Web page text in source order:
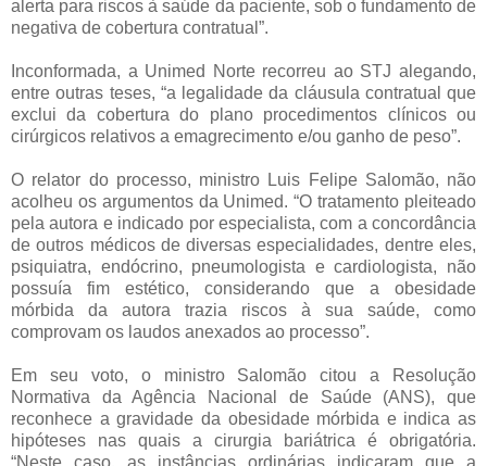
alerta para riscos à saúde da paciente, sob o fundamento de
negativa de cobertura contratual”.
Inconformada, a Unimed Norte recorreu ao STJ alegando,
entre outras teses, “a legalidade da cláusula contratual que
exclui da cobertura do plano procedimentos clínicos ou
cirúrgicos relativos a emagrecimento e/ou ganho de peso”.
O relator do processo, ministro Luis Felipe Salomão, não
acolheu os argumentos da Unimed. “O tratamento pleiteado
pela autora e indicado por especialista, com a concordância
de outros médicos de diversas especialidades, dentre eles,
psiquiatra, endócrino, pneumologista e cardiologista, não
possuía fim estético, considerando que a obesidade
mórbida da autora trazia riscos à sua saúde, como
comprovam os laudos anexados ao processo”.
Em seu voto, o ministro Salomão citou a Resolução
Normativa da Agência Nacional de Saúde (ANS), que
reconhece a gravidade da obesidade mórbida e indica as
hipóteses nas quais a cirurgia bariátrica é obrigatória.
“Neste caso, as instâncias ordinárias indicaram que a